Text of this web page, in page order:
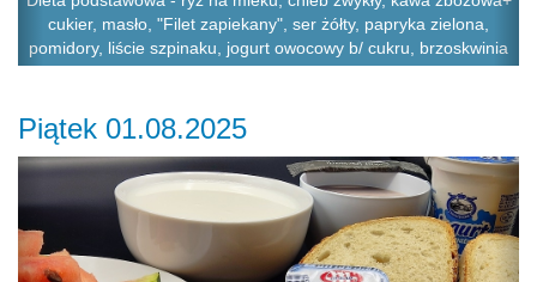
cukier, masło, "Filet zapiekany", ser żółty, papryka zielona,
pomidory, liście szpinaku, jogurt owocowy b/ cukru, brzoskwinia
Piątek 01.08.2025
Previous